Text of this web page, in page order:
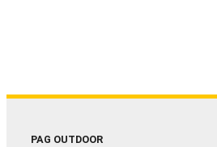
PAG OUTDOOR